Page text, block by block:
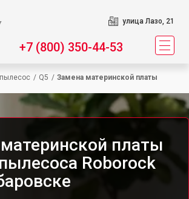
улица Лазо, 21
+7 (800) 350-44-53
пылесос / Q5 / Замена материнской платы
платы
Roborock